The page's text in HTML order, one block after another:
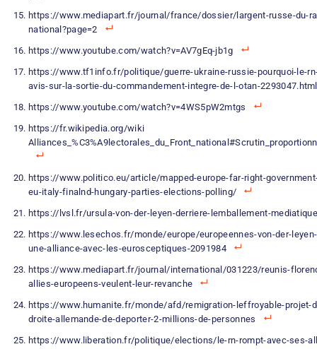
https://www.mediapart.fr/journal/france/dossier/largent-russe-du-
national?page=2
https://www.youtube.com/watch?v=AV7gEq-jb1g
https://www.tf1info.fr/politique/guerre-ukraine-russie-pourquoi-le-
avis-sur-la-sortie-du-commandement-integre-de-l-otan-2293047.html
https://www.youtube.com/watch?v=4WS5pW2mtgs
https://fr.wikipedia.org/wiki
https://www.politico.eu/article/mapped-europe-far-right-
eu-italy-finalnd-hungary-parties-elections-polling/
https://lvsl.fr/ursula-von-der-leyen-derriere-lemballement-
https://www.lesechos.fr/monde/europe/europeennes-von-der-
une-alliance-avec-les-eurosceptiques-2091984
https://www.mediapart.fr/journal/international/031223/reunis-
allies-europeens-veulent-leur-revanche
https://www.humanite.fr/monde/afd/remigration-leffroyable-projet-
droite-allemande-de-deporter-2-millions-de-personnes
https://www.liberation.fr/politique/elections/le-rn-rompt-avec-ses-